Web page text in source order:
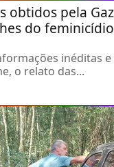
obtidos pela
do
inéditas
o relato das...